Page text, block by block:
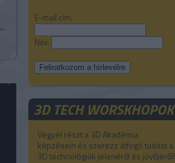
E-mail cím:
Név:
3D TECH WORSKHOPOK
Vegyél részt a 3D Akadémia
képzésein és szerezz átfogó tudást a
3D technológiák jelenéről és jövőjéről!